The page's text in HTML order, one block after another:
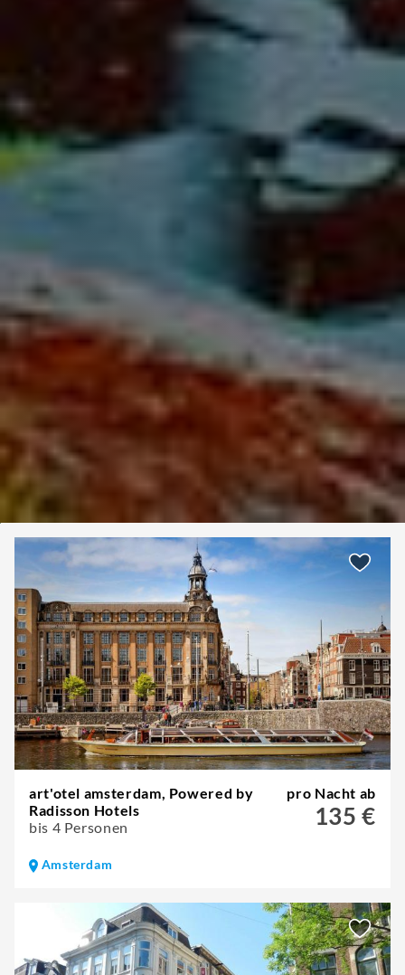
art'otel amsterdam, Powered by
Radisson Hotels
bis 4 Personen
pro Nacht ab
135 €
Amsterdam